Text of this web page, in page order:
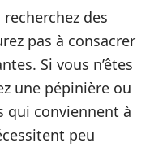
des
pas à consacrer
Si vous n’êtes
une pépinière ou
qui conviennent à
peu